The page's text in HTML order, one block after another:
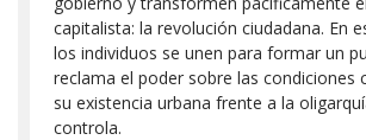
capitalista: la revolución ciudadana. En
los individuos se unen para formar un
reclama el poder sobre las condiciones
su existencia urbana frente a la
controla.